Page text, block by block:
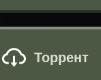
Торрент